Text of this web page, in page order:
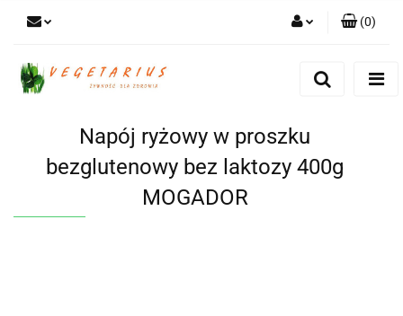
(0)
Napój ryżowy w proszku
bezglutenowy bez laktozy 400g
MOGADOR